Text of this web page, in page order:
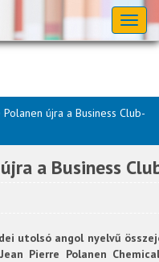
újra a Business Club-
a Business
utolsó angol nyelvű
Pierre Polanen